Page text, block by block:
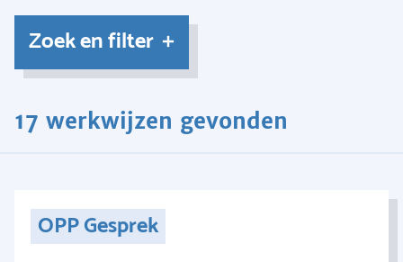
Zoek en filter
17 werkwijzen gevonden
OPP Gesprek